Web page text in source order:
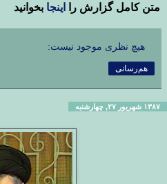
متن كامل گزارش را
اينجا بخوانيد
هیچ نظری موجود نیست:
هم‌رسانی
۱۳۸۷ شهریور ۲۷, چهارشنبه